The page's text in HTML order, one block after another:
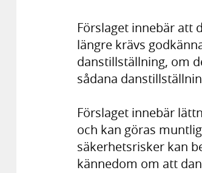
Förslaget innebär att
längre krävs
danstillställning, om
sådana
Förslaget innebär
och kan göras
säkerhetsrisker kan
kännedom om att